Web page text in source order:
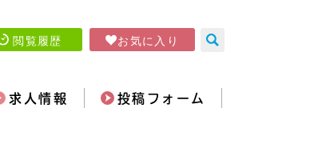
閲覧履歴 お気に入り
求人情報 投稿フォーム